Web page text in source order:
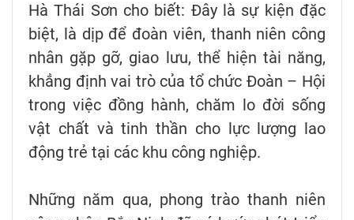
Hà Thái Sơn cho biết: Đây là sự kiện đặc
biệt, là dịp để đoàn viên, thanh niên công
nhân gặp gỡ, giao lưu, thể hiện tài năng,
khẳng định vai trò của tổ chức Đoàn – Hội
trong việc đồng hành, chăm lo đời sống
vật chất và tinh thần cho lực lượng lao
động trẻ tại các khu công nghiệp.
Những năm qua, phong trào thanh niên